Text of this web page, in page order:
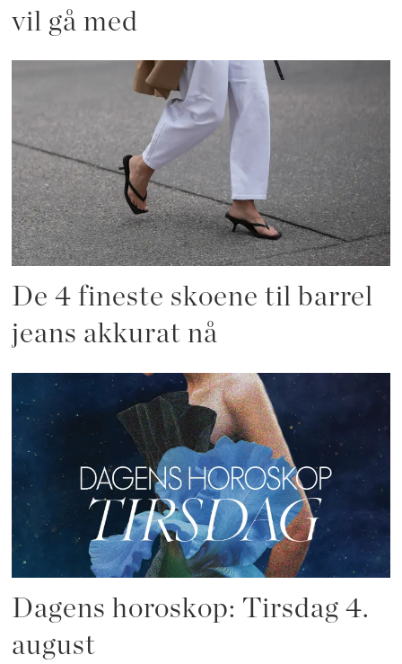
vil gå med
De 4 fineste skoene til barrel
jeans akkurat nå
Dagens horoskop: Tirsdag 4.
august